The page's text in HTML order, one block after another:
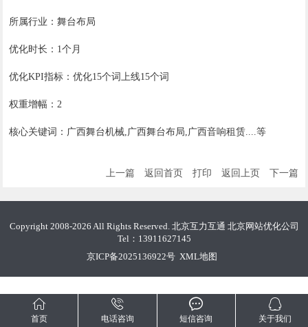

首页

电话咨询

短信咨询

关于我们
所属行业：舞台布局
优化时长：1个月
优化KPI指标：优化15个词上线15个词
权重增幅：2
核心关键词：广西舞台机械,广西舞台布局,广西音响租赁....等
上一篇 返回首页 打印 返回上页 下一篇
Copyright 2008-2026 All Rights Reserved. 北京互力互通 北京网站优化公司
Tel：13911627145
京ICP备2025136922号 XML地图